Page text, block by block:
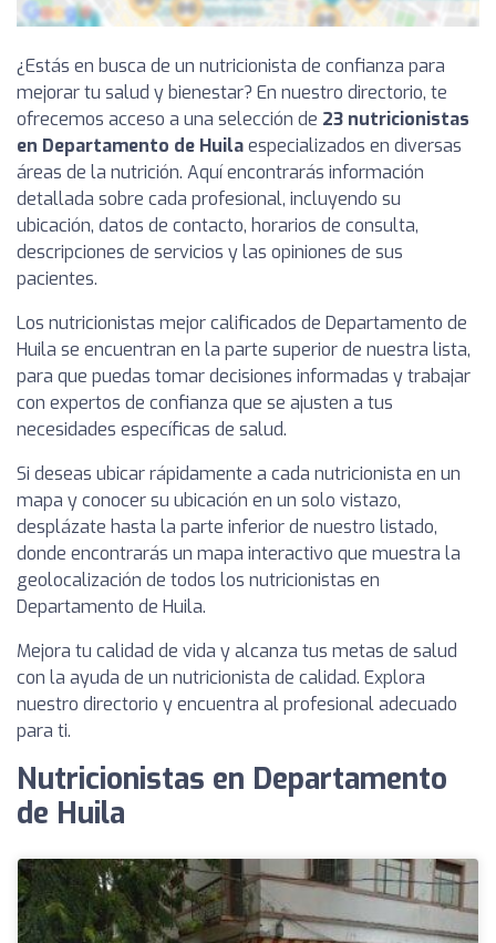
¿Estás en busca de un nutricionista de confianza para
mejorar tu salud y bienestar? En nuestro directorio, te
ofrecemos acceso a una selección de 23 nutricionistas
en Departamento de Huilaespecializados en diversas
áreas de la nutrición. Aquí encontrarás información
detallada sobre cada profesional, incluyendo su
ubicación, datos de contacto, horarios de consulta,
descripciones de servicios y las opiniones de sus
pacientes.
Los nutricionistas mejor calificados de Departamento de
Huila se encuentran en la parte superior de nuestra lista,
para que puedas tomar decisiones informadas y trabajar
con expertos de confianza que se ajusten a tus
necesidades específicas de salud.
Si deseas ubicar rápidamente a cada nutricionista en un
mapa y conocer su ubicación en un solo vistazo,
desplázate hasta la parte inferior de nuestro listado,
donde encontrarás un mapa interactivo que muestra la
geolocalización de todos los nutricionistas en
Departamento de Huila.
Mejora tu calidad de vida y alcanza tus metas de salud
con la ayuda de un nutricionista de calidad. Explora
nuestro directorio y encuentra al profesional adecuado
para ti.
Nutricionistas en Departamento
de Huila